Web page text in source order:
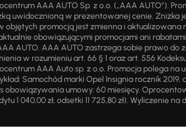
AAA AUTO Sp. z o.o. („AAA AUTO”).
uwidocznioną w prezentowanej cenie. Zniżka
promocją jest zmienna i
obowiązującymi promocjami ani
AUTO. AAA AUTO zastrzega sobie prawo
w rozumieniu art. 66 § 1 oraz art. 556
AAA Auto sp. z o.o. Promocja polega na
Samochód marki Opel Insignia rocznik 2019,
umowy: 60 miesięcy.
1 040,00 zł, odsetki 11 725,80 zł). Wyliczenie